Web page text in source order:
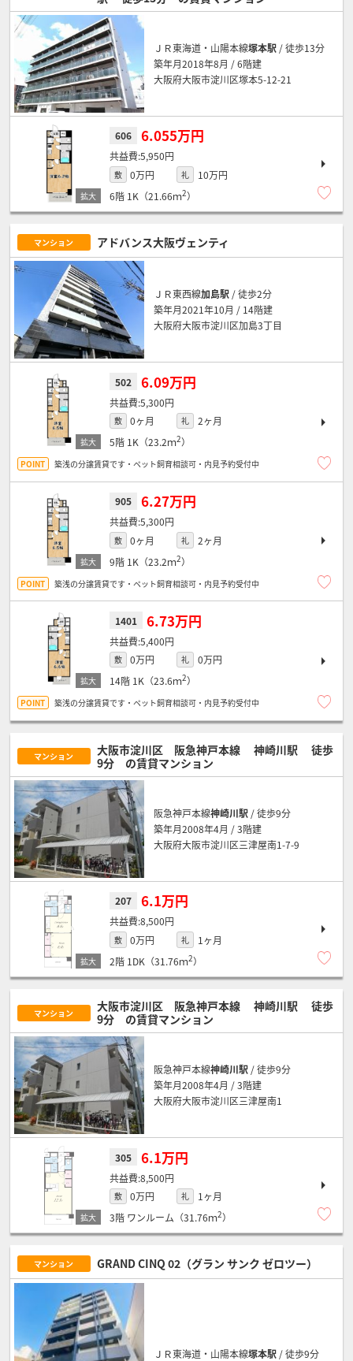
ＪＲ東海道・山陽本線塚本駅 / 徒歩13分
築年月2018年8月 / 6階建
大阪府大阪市淀川区塚本5-12-21
606 6.055万円
5,950円
敷 0万円 礼
10万円
6階 1K（21.66ｍ2）
マンション アドバンス大阪ヴェンティ
ＪＲ東西線加島駅 / 徒歩2分
築年月2021年10月 / 14階建
大阪府大阪市淀川区加島3丁目
502 6.09万円
5,300円
敷 0ヶ月 礼
2ヶ月
5階 1K（23.2ｍ2）
築浅の分譲賃貸です・ペット飼育相談可・内見予約受付中
905 6.27万円
5,300円
敷 0ヶ月 礼
2ヶ月
9階 1K（23.2ｍ2）
築浅の分譲賃貸です・ペット飼育相談可・内見予約受付中
1401 6.73万円
5,400円
敷 0万円 礼
0万円
14階 1K（23.6ｍ2）
築浅の分譲賃貸です・ペット飼育相談可・内見予約受付中
マンション 大阪市淀川区 阪急神戸本線 神崎川駅
徒歩
9分 の賃貸マンション
阪急神戸本線神崎川駅 / 徒歩9分
築年月2008年4月 / 3階建
大阪府大阪市淀川区三津屋南1-7-9
207 6.1万円
8,500円
敷 0万円 礼
1ヶ月
2階 1DK（31.76ｍ2）
マンション 大阪市淀川区 阪急神戸本線 神崎川駅
徒歩
9分 の賃貸マンション
阪急神戸本線神崎川駅 / 徒歩9分
築年月2008年4月 / 3階建
大阪府大阪市淀川区三津屋南1
305 6.1万円
8,500円
敷 0万円 礼
1ヶ月
3階 ワンルーム（31.76ｍ2）
マンション GRAND CINQ 02（グラン サンク ゼロツー）
ＪＲ東海道・山陽本線塚本駅 / 徒歩9分